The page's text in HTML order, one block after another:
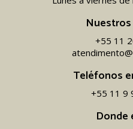
Donde
+55 11
Teléfonos
+55 11 9